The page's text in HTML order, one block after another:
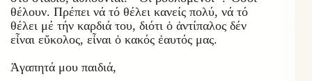
θέλουν. Πρέπει νά τό θέλει κανείς πολύ, νά τό
θέλει μέ τήν καρδιά του, διότι ὁ ἀντίπαλος δέν
εἶναι εὔκολος, εἶναι ὁ κακός ἐαυτός μας.
Ἀγαπητά μου παιδιά,